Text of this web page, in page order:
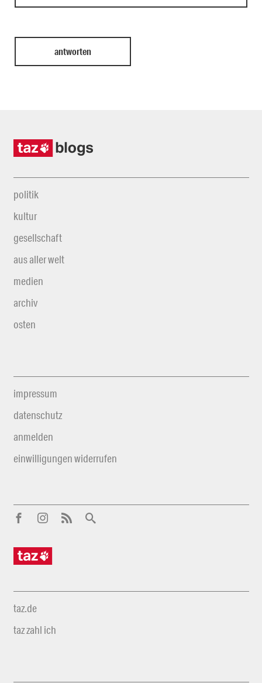
politik
kultur
gesellschaft
aus aller welt
medien
archiv
osten
impressum
datenschutz
anmelden
einwilligungen widerrufen
taz.de
taz zahl ich